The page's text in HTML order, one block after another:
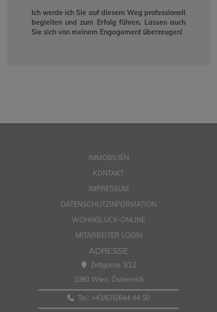
Ich werde ich Sie auf diesem Weg professionell
begleiten und zum Erfolg führen. Lassen auch
Sie sich von meinem Engagement überzeugen!
IMMOBILIEN
KONTAKT
IMPRESSUM
DATENSCHUTZINFORMATION
WOHNGLÜCK-ONLINE
MITARBEITER LOGIN
ADRESSE
Zeltgasse 3/12
1080 Wien, Österreich
Tel.: +43/676/644 44 50